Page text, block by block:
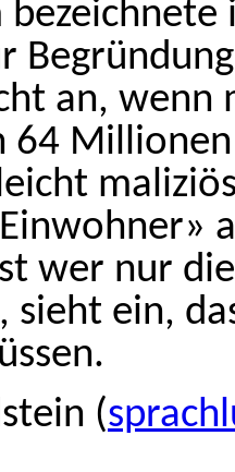
an, wenn
64
wer nur
sieht ein,
(